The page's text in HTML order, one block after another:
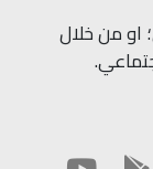
من خلال